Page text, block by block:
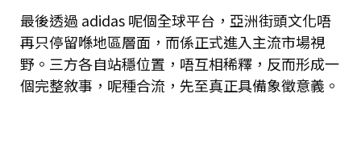
最後透過 adidas 呢個全球平台，亞洲街頭文化唔
再只停留喺地區層面，而係正式進入主流市場視
野。三方各自站穩位置，唔互相稀釋，反而形成一
個完整敘事，呢種合流，先至真正具備象徵意義。